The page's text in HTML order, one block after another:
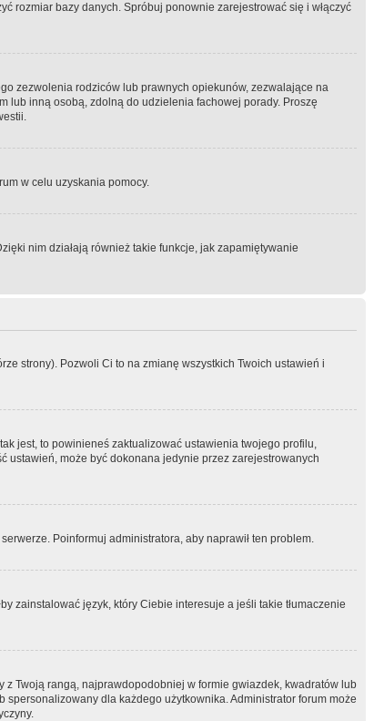
rozmiar bazy danych. Spróbuj ponownie zarejestrować się i włączyć
zezwolenia rodziców lub prawnych opiekunów, zezwalające na
lub inną osobą, zdolną do udzielenia fachowej porady. Proszę
w celu uzyskania pomocy.
nim działają również takie funkcje, jak zapamiętywanie
strony). Pozwoli Ci to na zmianę wszystkich Twoich ustawień i
jest, to powinieneś zaktualizować ustawienia twojego profilu,
ustawień, może być dokonana jedynie przez zarejestrowanych
Poinformuj administratora, aby naprawił ten problem.
zainstalować język, który Ciebie interesuje a jeśli takie tłumaczenie
Twoją rangą, najprawdopodobniej w formie gwiazdek, kwadratów lub
spersonalizowany dla każdego użytkownika. Administrator forum może